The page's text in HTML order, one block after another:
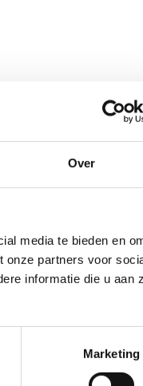
Over
media te bieden en
onze partners voor
informatie die u aan
Marketing